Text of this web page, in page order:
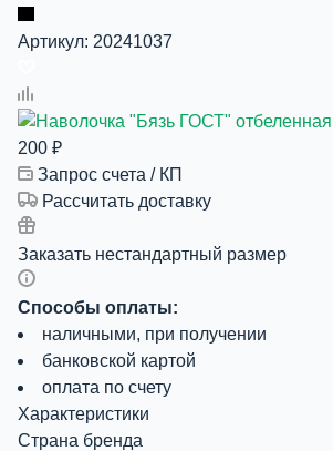
Артикул: 20241037
200 ₽
Запрос счета / КП
Рассчитать доставку
Заказать нестандартный размер
Способы оплаты:
наличными, при получении
банковской картой
оплата по счету
Характеристики
Страна бренда